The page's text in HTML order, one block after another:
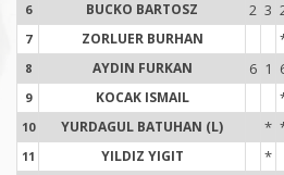
6 BUCKO BARTOSZ 2 3
7 ZORLUER BURHAN
8 AYDIN FURKAN 6 1
9 KOCAK ISMAIL
10 YURDAGUL BATUHAN (L) *
11 YILDIZ YIGIT *